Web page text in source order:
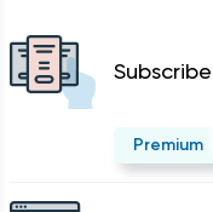
Subscribe
Premium